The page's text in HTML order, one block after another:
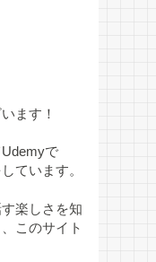
ます！
で
ています。
楽しさを知
このサイト